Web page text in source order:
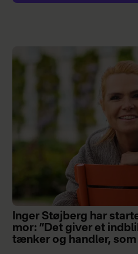
Inger Støjberg har
mor: ”Det giver et
tænker og handler, som